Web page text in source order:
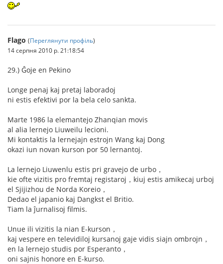
Flago (Переглянути профіль)
14 серпня 2010 р. 21:18:54
29.) Ĝoje en Pekino
Longe penaj kaj pretaj laboradoj
ni estis efektivi por la bela celo sankta.
Marte 1986 la elemantejo Zhanqian movis
al alia lernejo Liuweilu lecioni.
Mi kontaktis la lernejajn estrojn Wang kaj Dong
okazi iun novan kurson por 50 lernantoj.
La lernejo Liuwenlu estis pri gravejo de urbo，
kie ofte vizitis pro fremtaj registaroj，kiuj estis amikecaj urboj
el Sjijizhou de Norda Koreio，
Dedao el japanio kaj Dangkst el Britio.
Tiam la ĵurnalisoj filmis.
Unue ili vizitis la nian E-kurson，
kaj vespere en televidiloj kursanoj gaje vidis siajn ombrojn，
en la lernejo studis por Esperanto，
oni sajnis honore en E-kurso.